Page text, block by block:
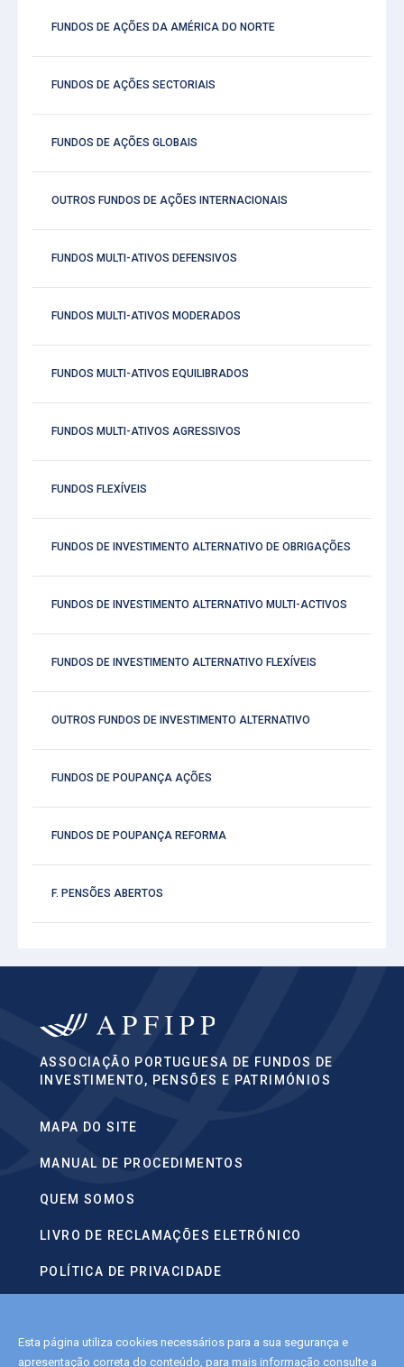
FUNDOS DE AÇÕES DA AMÉRICA DO NORTE
FUNDOS DE AÇÕES SECTORIAIS
FUNDOS DE AÇÕES GLOBAIS
OUTROS FUNDOS DE AÇÕES INTERNACIONAIS
FUNDOS MULTI-ATIVOS DEFENSIVOS
FUNDOS MULTI-ATIVOS MODERADOS
FUNDOS MULTI-ATIVOS EQUILIBRADOS
FUNDOS MULTI-ATIVOS AGRESSIVOS
FUNDOS FLEXÍVEIS
FUNDOS DE INVESTIMENTO ALTERNATIVO DE OBRIGAÇÕES
FUNDOS DE INVESTIMENTO ALTERNATIVO MULTI-ACTIVOS
FUNDOS DE INVESTIMENTO ALTERNATIVO FLEXÍVEIS
OUTROS FUNDOS DE INVESTIMENTO ALTERNATIVO
FUNDOS DE POUPANÇA AÇÕES
FUNDOS DE POUPANÇA REFORMA
F. PENSÕES ABERTOS
Esta página utiliza cookies necessários para a sua segurança e
apresentação correta do conteúdo, para mais informação consulte a
ASSOCIAÇÃO PORTUGUESA DE FUNDOS DE
INVESTIMENTO, PENSÕES E PATRIMÓNIOS
MAPA DO SITE
MANUAL DE PROCEDIMENTOS
QUEM SOMOS
LIVRO DE RECLAMAÇÕES ELETRÓNICO
POLÍTICA DE PRIVACIDADE
POLÍTICA DE COOKIES